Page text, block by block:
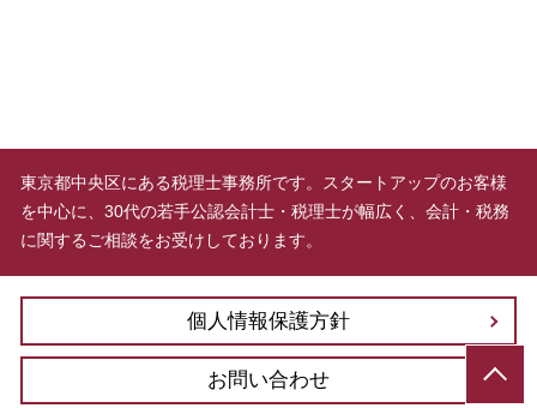
東京都中央区にある税理士事務所です。スタートアップのお客様
を中心に、30代の若手公認会計士・税理士が幅広く、会計・税務
に関するご相談をお受けしております。
個人情報保護方針
お問い合わせ